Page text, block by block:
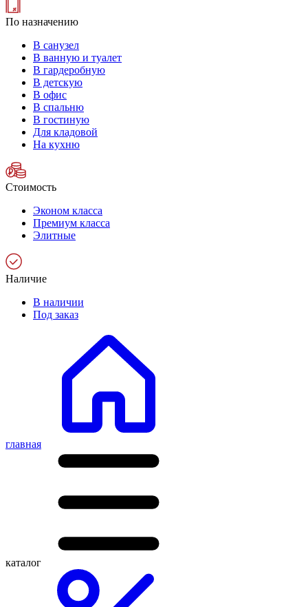
По назначению
В санузел
В ванную и туалет
В гардеробную
В детскую
В офис
В спальню
В гостиную
Для кладовой
На кухню
Стоимость
Эконом класса
Премиум класса
Элитные
Наличие
В наличии
Под заказ
главная
каталог